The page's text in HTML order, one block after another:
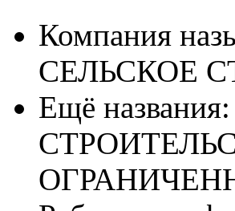
Компания
СЕЛЬСКОЕ
Ещё названия: